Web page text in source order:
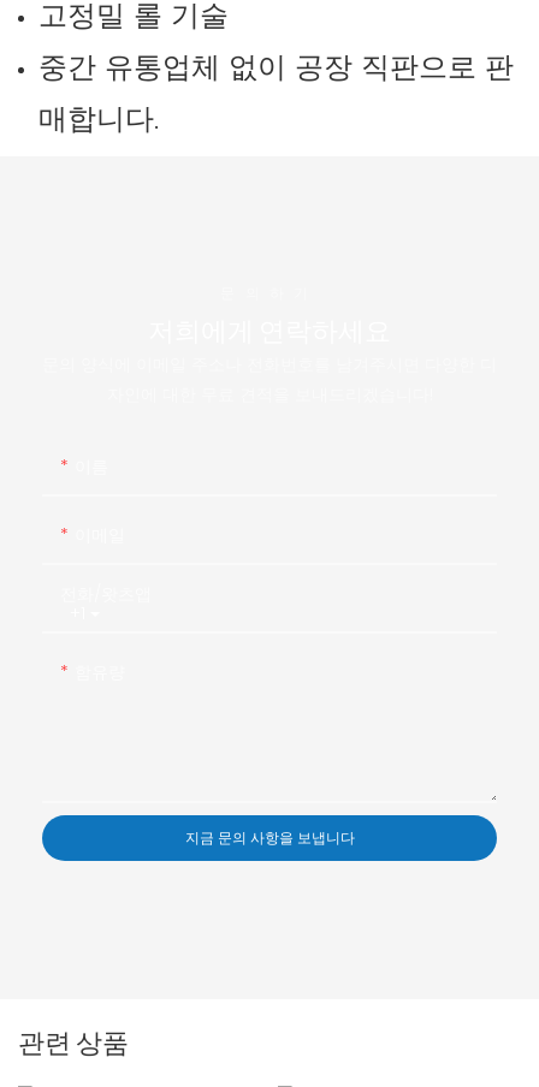
고정밀 롤 기술
중간 유통업체 없이 공장 직판으로 판
매합니다.
지금 문의 사항을 보냅니다
관련 상품